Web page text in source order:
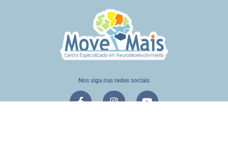
Nos siga nas redes sociais